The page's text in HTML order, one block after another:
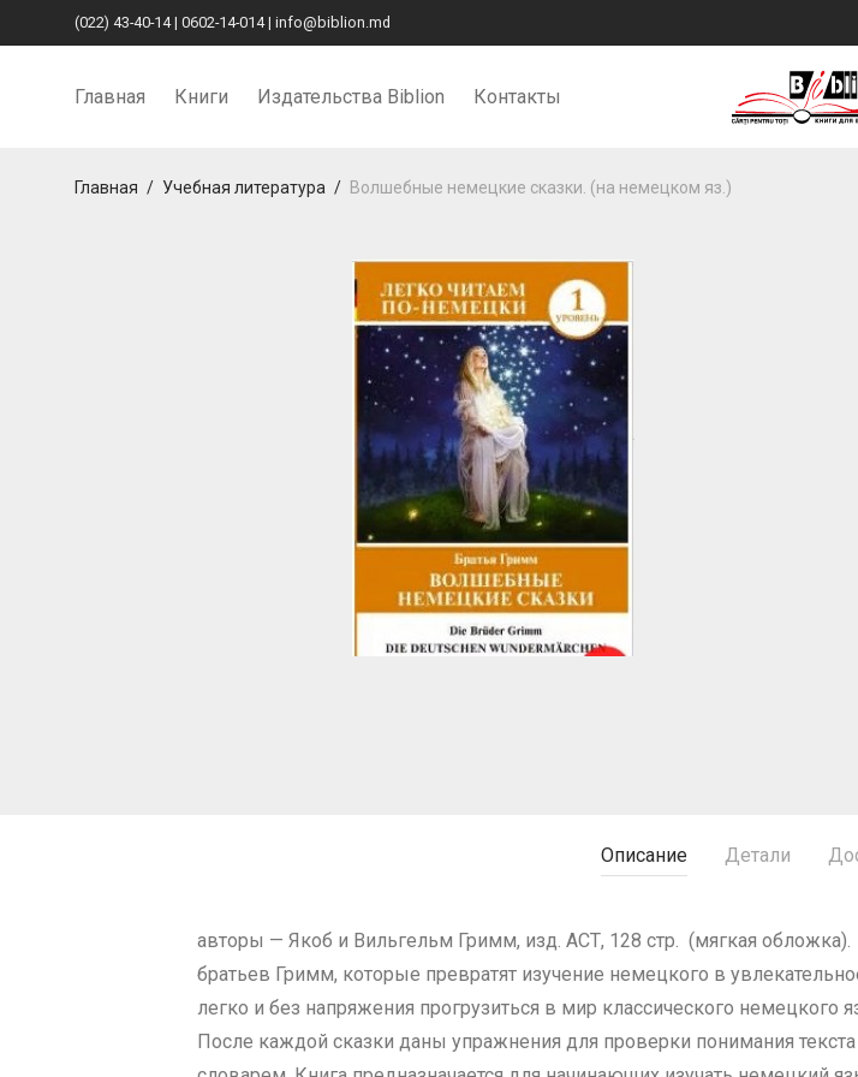
(022) 43-40-14| 0602-14-014| info@biblion.md
Главная Книги Издательства Biblion Контакты
Главная / Учебная литература / Волшебные немецкие сказки. (на немецком яз.)
Описание Детали
авторы — Якоб и Вильгельм Гримм, изд. АСТ, 128 стр. (мягкая
братьев Гримм, которые превратят изучение немецкого в
легко и без напряжения прогрузиться в мир классического немецкого
После каждой сказки даны упражнения для проверки понимания